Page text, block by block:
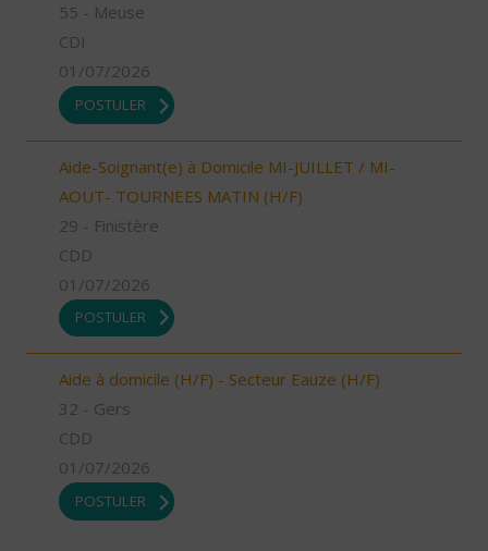
55 - Meuse
CDI
01/07/2026
POSTULER
Aide-Soignant(e) à Domicile MI-JUILLET / MI-
AOUT- TOURNEES MATIN (H/F)
29 - Finistère
CDD
01/07/2026
POSTULER
Aide à domicile (H/F) - Secteur Eauze (H/F)
32 - Gers
CDD
01/07/2026
POSTULER